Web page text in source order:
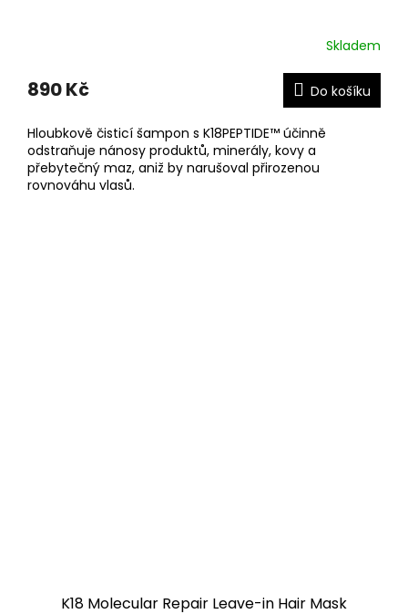
Skladem
890 Kč Do košíku
Hloubkově čisticí šampon s K18PEPTIDE™ účinně
odstraňuje nánosy produktů, minerály, kovy a
přebytečný maz, aniž by narušoval přirozenou
rovnováhu vlasů.
K18 Molecular Repair Leave-in Hair Mask